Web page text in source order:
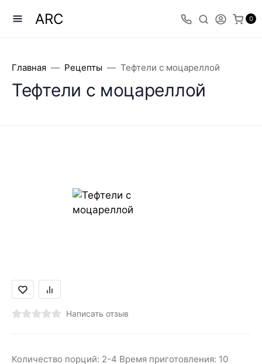
ARC 0
Главная Рецепты Тефтели с моцареллой
Тефтели с моцареллой
Написать отзыв
Количество порций: 2-4 Время приготовления: 10